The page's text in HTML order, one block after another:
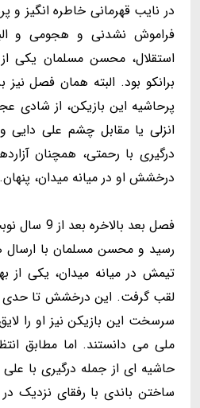
در نایب قهرمانی خاطره انگیز
فراموش نشدنی و هجومی و
استقلال، محسن مسلمان یکی
برانکو بود. البته همان فصل
پرحاشیه این بازیکن، از شادی
انزلی یا مقابل چشم علی دایی
درگیری با رحمتی، همچنان
درخشش او در میانه میدان، پنهان.
فصل بعد
رسید و محسن مسلمان با
تیمش در میانه میدان، یکی از
لقب گرفت. این درخشش تا حدی
سرسخت این بازیکن نیز او را
ملی می دانستند. اما مطابق
حاشیه ای از جمله درگیری با علی
ساختن باندی با رفقای نزدیک